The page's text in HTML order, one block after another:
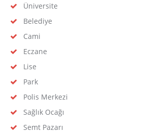
Üniversite
Belediye
Cami
Eczane
Lise
Park
Polis Merkezi
Sağlık Ocağı
Semt Pazarı